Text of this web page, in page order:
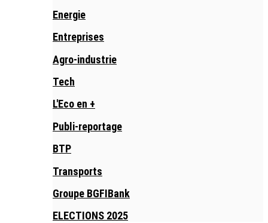
Energie
Entreprises
Agro-industrie
Tech
L'Eco en +
Publi-reportage
BTP
Transports
Groupe BGFIBank
ELECTIONS 2025